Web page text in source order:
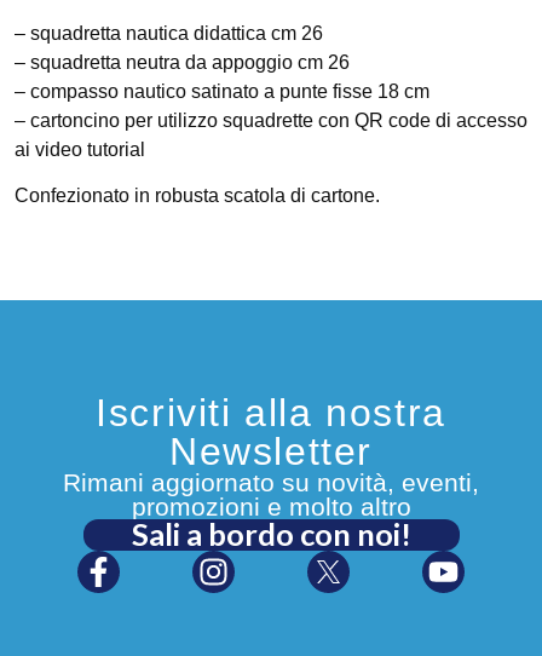
– squadretta nautica didattica cm 26
– squadretta neutra da appoggio cm 26
– compasso nautico satinato a punte fisse 18 cm
– cartoncino per utilizzo squadrette con QR code di accesso
ai video tutorial
Confezionato in robusta scatola di cartone.
Iscriviti alla nostra
Newsletter
Rimani aggiornato su novità, eventi,
promozioni e molto altro
Sali a bordo con noi!